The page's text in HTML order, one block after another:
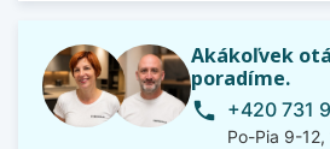
Akákoľvek
poradíme.
phone +420 731
Po-Pia 9-12,